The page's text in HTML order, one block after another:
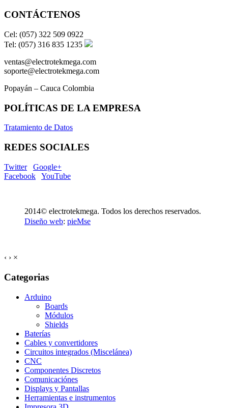
CONTÁCTENOS
Cel: (057) 322 509 0922
Tel: (057) 316 835 1235
ventas@electrotekmega.com
soporte@electrotekmega.com
Popayán – Cauca Colombia
POLÍTICAS DE LA EMPRESA
Tratamiento de Datos
REDES SOCIALES
Twitter
Google+
Facebook
YouTube
2014© electrotekmega. Todos los derechos reservados.
Diseño web: pieMse
‹ › ×
Categorias
Arduino
Boards
Módulos
Shields
Baterías
Cables y convertidores
Circuitos integrados (Miscelánea)
CNC
Componentes Discretos
Comunicaciónes
Displays y Pantallas
Herramientas e instrumentos